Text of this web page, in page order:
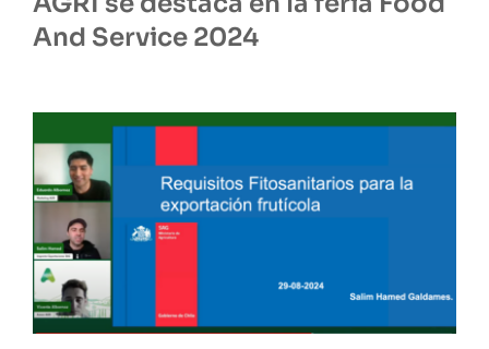
And Service 2024